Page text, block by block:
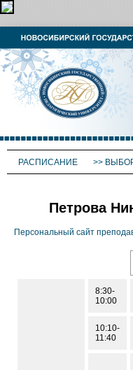
РАСПИСАНИЕ >>
Петрова
Персональный сайт
8:30-
10:00
10:10-
11:40